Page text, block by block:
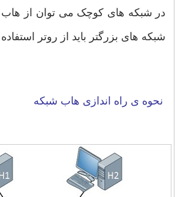
در شبکه های کوچک می توان از هاب
شبکه های بزرگتر باید از روتر
نحوه ی راه اندازی هاب شبکه